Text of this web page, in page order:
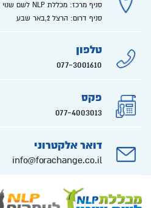
סניף מרכז: מכללת NLP לשם שנוי בצלאל 7, רמת גן
סניף דרום: הרצל 2,באר שבע
טלפון
077-3001610
פקס
077-4003013
דואר אלקטרוני
info@forachange.co.il